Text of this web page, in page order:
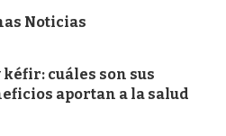
Noticias
cuáles son sus
aportan a la salud